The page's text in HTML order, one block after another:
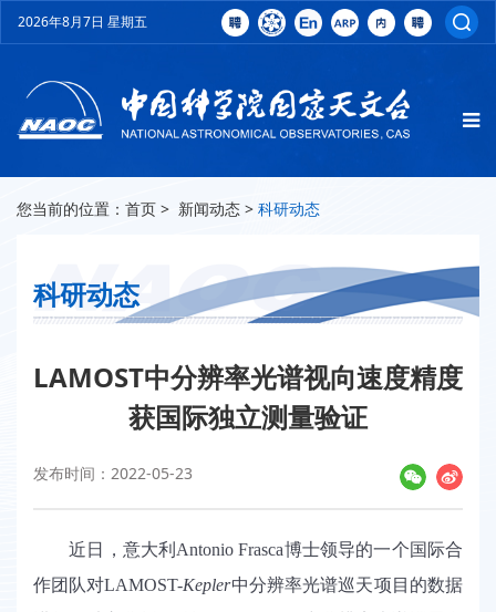
2026年8月7日 星期五
您当前的位置： 首页 > 新闻动态 > 科研动态
科研动态
LAMOST中分辨率光谱视向速度精度
获国际独立测量验证
发布时间：2022-05-23
近日 ， 意大利 Antonio Frasca博士领导的一个国际合
作团队对LAMOST-Kepler中分辨率光谱巡天项目的数据